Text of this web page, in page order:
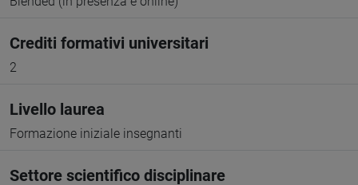
Crediti formativi universitari
2
Livello laurea
Formazione iniziale insegnanti
Settore scientifico disciplinare